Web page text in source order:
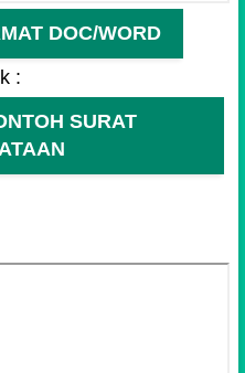
DOC/WORD
:
SURAT